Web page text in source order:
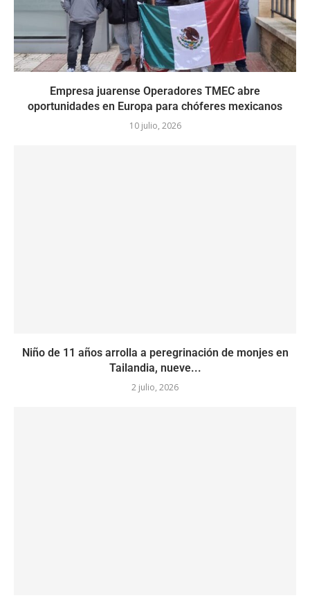
Empresa juarense Operadores TMEC abre
oportunidades en Europa para chóferes mexicanos
10 julio, 2026
Niño de 11 años arrolla a peregrinación de monjes en
Tailandia, nueve...
2 julio, 2026